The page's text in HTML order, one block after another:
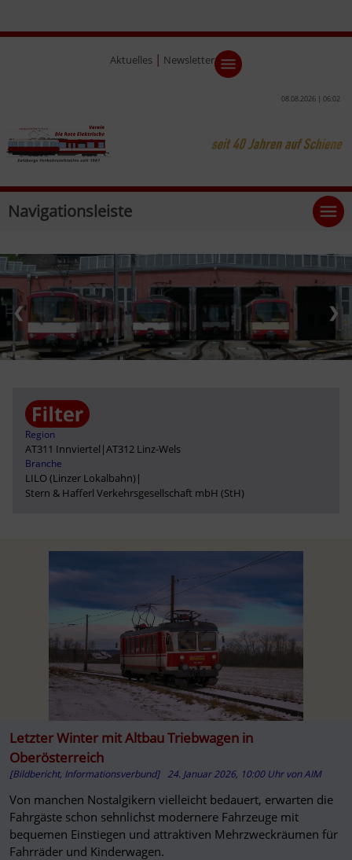
Aktuelles | Newsletter
08.08.2026 | 06:02
Navigationsleiste
❮ ❯
Region
AT311 Innviertel |AT312 Linz-Wels
Branche
LILO (Linzer Lokalbahn) |
Stern & Hafferl Verkehrsgesellschaft mbH (StH)
Letzter Winter mit Altbau Triebwagen in
Oberösterreich
[Bildbericht, Informationsverbund] 24. Januar 2026, 10:00 Uhr vonAIM
Von manchen Nostalgikern vielleicht bedauert, erwarten die
Fahrgäste schon sehnlichst modernere Fahrzeuge mit
bequemen Einstiegen und attraktiven Mehrzweckräumen für
Fahrräder und Kinderwagen.